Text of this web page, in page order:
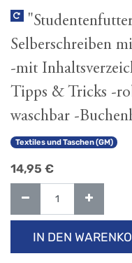
Selberschreiben
-mit
Tipps & Tricks -
waschbar -
Textiles und Taschen (GM)
14,95 €
IN DEN